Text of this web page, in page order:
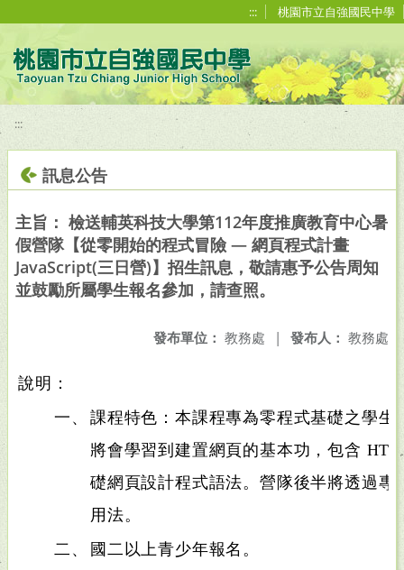
::: 桃園市立自強國民中學
:::
訊息公告
主旨： 檢送輔英科技大學第112年度推廣教育中心暑
假營隊【從零開始的程式冒險 — 網頁程式計畫
JavaScript(三日營)】招生訊息，敬請惠予公告周知
並鼓勵所屬學生報名參加，請查照。
發布人： 教務處
發布單位： 教務處 |
說明：
一、 課程特色：本課程專為零程式基礎之學生
將會學習到建置網頁的基本功，包含
礎網頁設計程式語法。營隊後半將透過專
用法。
二、
國二以上青少年報名。